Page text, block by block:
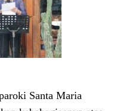
Santa Maria